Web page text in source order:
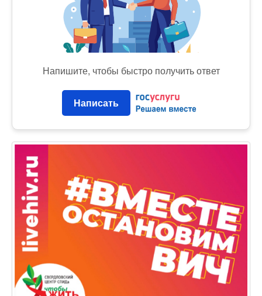
Напишите, чтобы быстро получить ответ
Написать